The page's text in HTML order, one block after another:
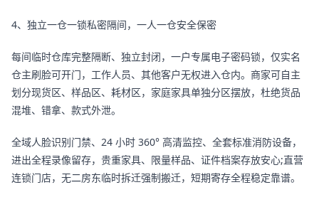
4、独立一仓一锁私密隔间，一人一仓安全保密
每间临时仓库完整隔断、独立封闭，一户专属电子密码锁，仅实名
仓主刷脸可开门，工作人员、其他客户无权进入仓内。商家可自主
划分现货区、样品区、耗材区，家庭家具单独分区摆放，杜绝货品
混堆、错拿、款式外泄。
全域人脸识别门禁、24 小时 360° 高清监控、全套标准消防设备，
进出全程录像留存，贵重家具、限量样品、证件档案存放安心;直营
连锁门店，无二房东临时拆迁强制搬迁，短期寄存全程稳定靠谱。